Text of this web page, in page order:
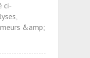
ci-
&amp;